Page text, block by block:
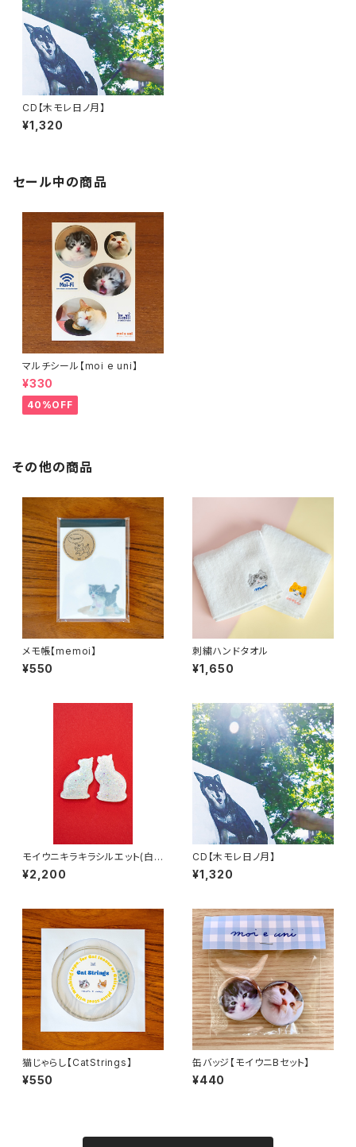
CD【木モレ日ノ月】
¥1,320
セール中の商品
マルチシール【moi e uni】
¥330
40%OFF
その他の商品
メモ帳【memoi】
¥550
刺繍ハンドタオル
¥1,650
モイウニキラキラシルエット(白オ
パール)
¥2,200
CD【木モレ日ノ月】
¥1,320
猫じゃらし【CatStrings】
¥550
缶バッジ【モイウニBセット】
¥440